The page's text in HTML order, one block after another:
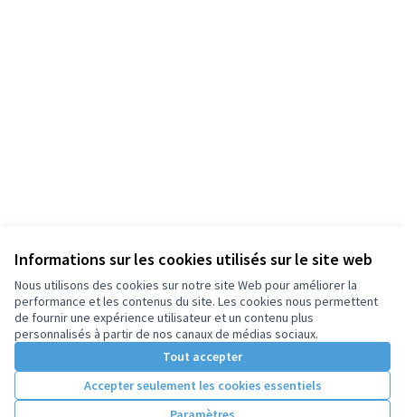
Informations sur les cookies utilisés sur le site web
Nous utilisons des cookies sur notre site Web pour améliorer la
performance et les contenus du site. Les cookies nous permettent
de fournir une expérience utilisateur et un contenu plus
personnalisés à partir de nos canaux de médias sociaux.
Tout accepter
Accepter seulement les cookies essentiels